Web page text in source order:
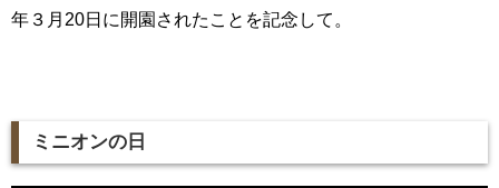
年３月20日に開園されたことを記念して。
ミニオンの日